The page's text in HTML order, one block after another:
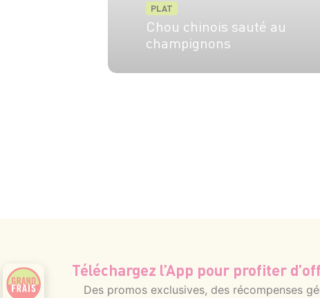
PLAT
Chou chinois sauté au
champignons
Téléchargez l’App pour profiter
Des promos exclusives, des récompenses